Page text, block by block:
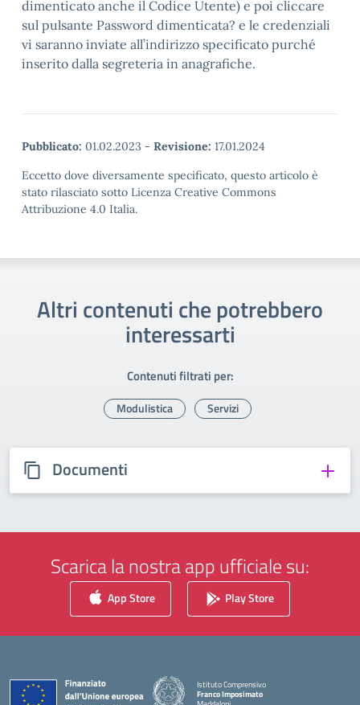
dimenticato anche il Codice Utente) e poi cliccare
sul pulsante Password dimenticata? e le credenziali
vi saranno inviate all’indirizzo specificato purché
inserito dalla segreteria in anagrafiche.
Pubblicato: 01.02.2023 - Revisione: 17.01.2024
Eccetto dove diversamente specificato, questo articolo è
stato rilasciato sotto Licenza Creative Commons
Attribuzione 4.0 Italia.
Altri contenuti che potrebbero
interessarti
Contenuti filtrati per:
Modulistica Servizi
Documenti
Scarica la nostra app ufficiale su:
App Store Play Store
Istituto Comprensivo
Franco Imposimato